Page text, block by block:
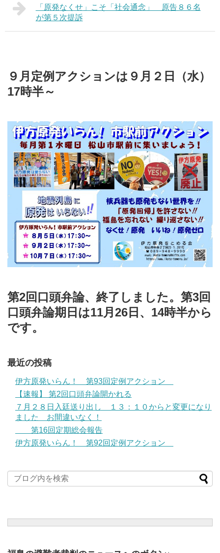
「原発なくせ」こそ「社会通念」 原告８６名
が第５次提訴
９月定例アクションは９月２日（水）
17時半～
第2回口頭弁論、終了しました。第3回
口頭弁論期日は11月26日、14時半から
です。
最近の投稿
伊方原発いらん！ 第93回定例アクション
【速報】 第2回口頭弁論開かれる
７月２８日入廷送り出し １３：１０からと変更になり
ました お間違いなく！
第16回定期総会報告
伊方原発いらん！ 第92回定例アクション